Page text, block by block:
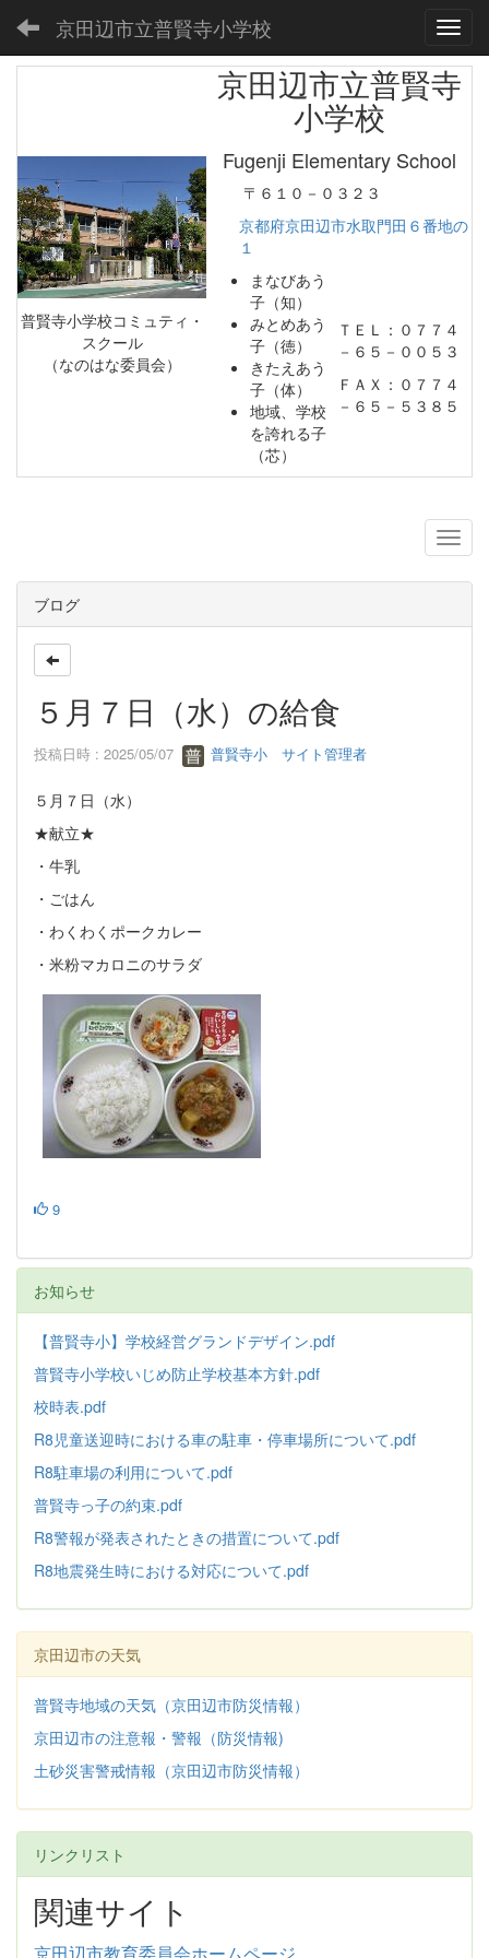
京田辺市立普賢寺小学校
普賢寺小学校コミュティ・
スクール
（なのはな委員会）
京田辺市立普賢寺
小学校
Fugenji Elementary School
〒６１０－０３２３
京都府京田辺市水取門田６番地の
１
まなびあう
子（知）
みとめあう
子（徳）
きたえあう
子（体）
地域、学校
を誇れる子
（芯）
ＴＥＬ：０７７４
－６５－００５３
ＦＡＸ：０７７４
－６５－５３８５
ブログ
５月７日（水）の給食
投稿日時 : 2025/05/07 普賢寺小 サイト管理者
５月７日（水）
★献立★
・牛乳
・ごはん
・わくわくポークカレー
・米粉マカロニのサラダ
9
お知らせ
【普賢寺小】学校経営グランドデザイン.pdf
普賢寺小学校いじめ防止学校基本方針.pdf
校時表.pdf
R8児童送迎時における車の駐車・停車場所について.pdf
R8駐車場の利用について.pdf
普賢寺っ子の約束.pdf
R8警報が発表されたときの措置について.pdf
R8地震発生時における対応について.pdf
京田辺市の天気
普賢寺地域の天気（京田辺市防災情報）
京田辺市の注意報・警報（防災情報)
土砂災害警戒情報（京田辺市防災情報）
リンクリスト
関連サイト
京田辺市教育委員会ホームページ